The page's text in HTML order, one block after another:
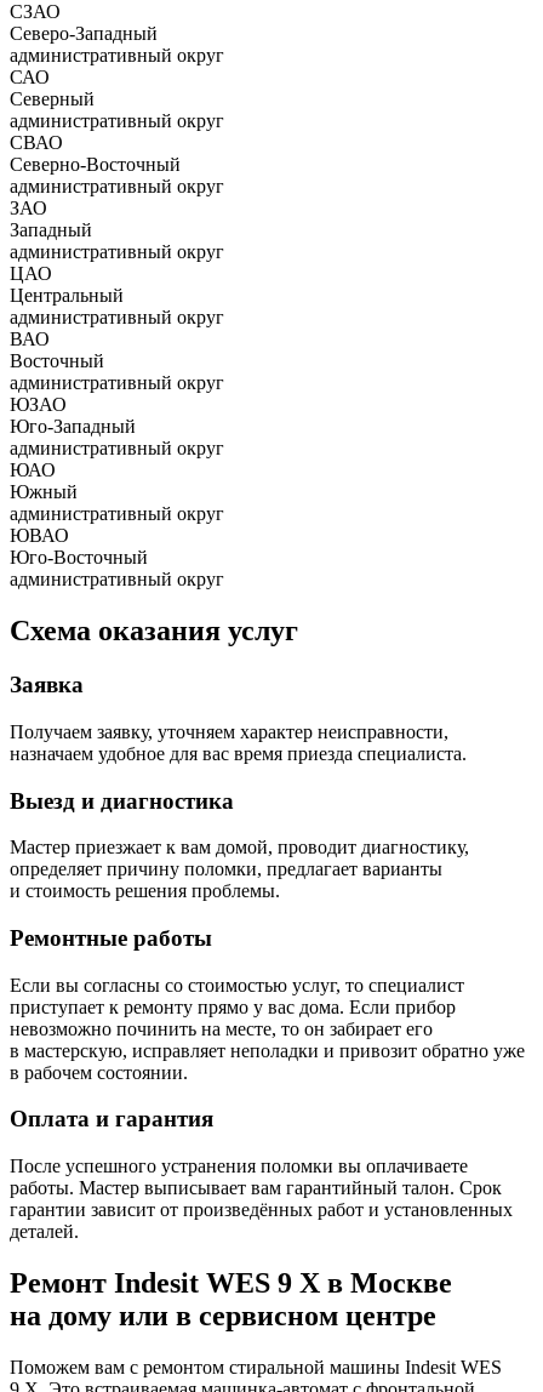
СЗАО
Северо-Западный
административный округ
САО
Северный
административный округ
СВАО
Северно-Восточный
административный округ
ЗАО
Западный
административный округ
ЦАО
Центральный
административный округ
ВАО
Восточный
административный округ
ЮЗАО
Юго-Западный
административный округ
ЮАО
Южный
административный округ
ЮВАО
Юго-Восточный
административный округ
Схема оказания услуг
Заявка
Получаем заявку, уточняем характер неисправности,
назначаем удобное для вас время приезда специалиста.
Выезд и диагностика
Мастер приезжает к вам домой, проводит диагностику,
определяет причину поломки, предлагает варианты
и стоимость решения проблемы.
Ремонтные работы
Если вы согласны со стоимостью услуг, то специалист
приступает к ремонту прямо у вас дома. Если прибор
невозможно починить на месте, то он забирает его
в мастерскую, исправляет неполадки и привозит обратно уже
в рабочем состоянии.
Оплата и гарантия
После успешного устранения поломки вы оплачиваете
работы. Мастер выписывает вам гарантийный талон. Срок
гарантии зависит от произведённых работ и установленных
деталей.
Ремонт Indesit WES 9 X в Москве
на дому или в сервисном центре
Поможем вам с ремонтом стиральной машины Indesit WES